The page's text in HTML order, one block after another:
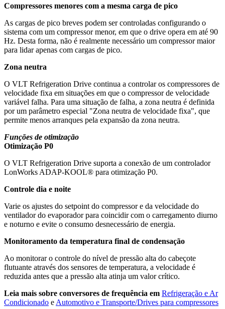
Compressores menores com a mesma carga de pico
As cargas de pico breves podem ser controladas configurando o
sistema com um compressor menor, em que o drive opera em até 90
Hz. Desta forma, não é realmente necessário um compressor maior
para lidar apenas com cargas de pico.
Zona neutra
O VLT Refrigeration Drive continua a controlar os compressores de
velocidade fixa em situações em que o compressor de velocidade
variável falha. Para uma situação de falha, a zona neutra é definida
por um parâmetro especial "Zona neutra de velocidade fixa", que
permite menos arranques pela expansão da zona neutra.
Funções de otimização
Otimização P0
O VLT Refrigeration Drive suporta a conexão de um controlador
LonWorks ADAP-KOOL® para otimização P0.
Controle dia e noite
Varie os ajustes do setpoint do compressor e da velocidade do
ventilador do evaporador para coincidir com o carregamento diurno
e noturno e evite o consumo desnecessário de energia.
Monitoramento da temperatura final de condensação
Ao monitorar o controle do nível de pressão alta do cabeçote
flutuante através dos sensores de temperatura, a velocidade é
reduzida antes que a pressão alta atinja um valor crítico.
Leia mais sobre conversores de frequência em Refrigeração e Ar
Condicionado e Automotivo e Transporte/Drives para compressores